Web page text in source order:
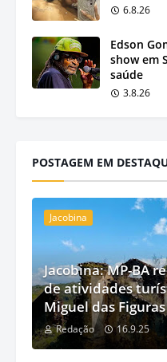
6.8.26
Edson
show em
saúde
3.8.26
POSTAGEM EM
Jacobina
Jacobina: MP-BA
de atividades
Miguel das Figuras
Redação 16.9.25